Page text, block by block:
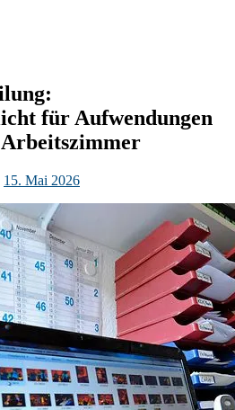
für Aufwendungen
15. Mai 2026